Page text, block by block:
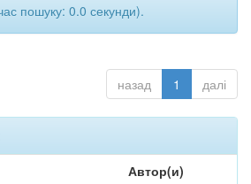
пошуку: 0.0 секунди).
назад 1 далі
Автор(и)